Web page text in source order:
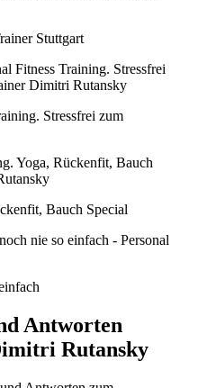
Stuttgart
Stressfrei zum
Bauch Special
Antworten
Rutansky